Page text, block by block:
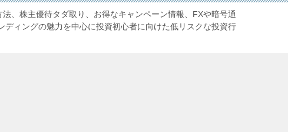
、株主優待タダ取り、お得なキャンペーン情報、FXや暗号通
ディングの魅力を中心に投資初心者に向けた低リスクな投資行